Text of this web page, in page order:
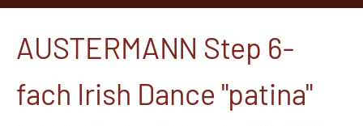
AUSTERMANN Step 6-
fach Irish Dance "patina"